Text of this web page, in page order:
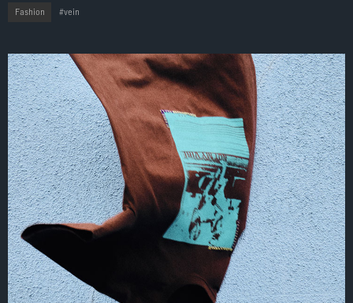
Fashion vein